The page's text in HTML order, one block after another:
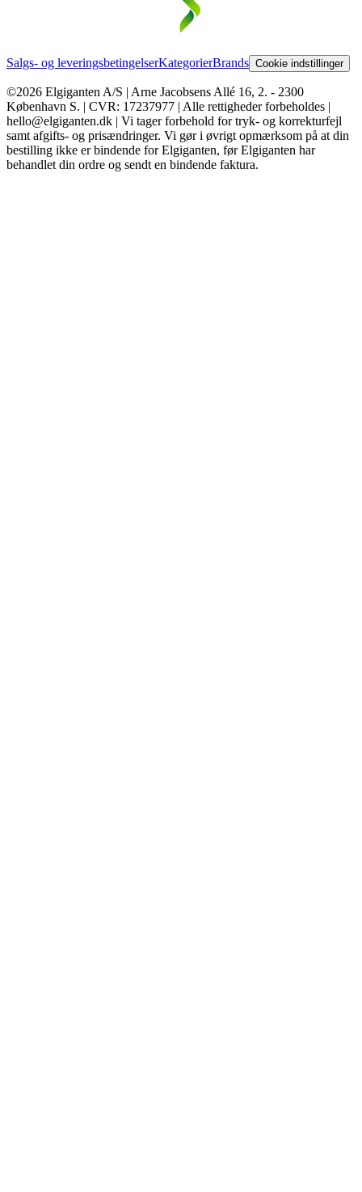
Salgs- og leveringsbetingelserKategorierBrands Cookie indstillinger
©2026 Elgiganten A/S | Arne Jacobsens Allé 16, 2. - 2300
København S. | CVR: 17237977 | Alle rettigheder forbeholdes |
hello@elgiganten.dk | Vi tager forbehold for tryk- og korrekturfejl
samt afgifts- og prisændringer. Vi gør i øvrigt opmærksom på at din
bestilling ikke er bindende for Elgiganten, før Elgiganten har
behandlet din ordre og sendt en bindende faktura.